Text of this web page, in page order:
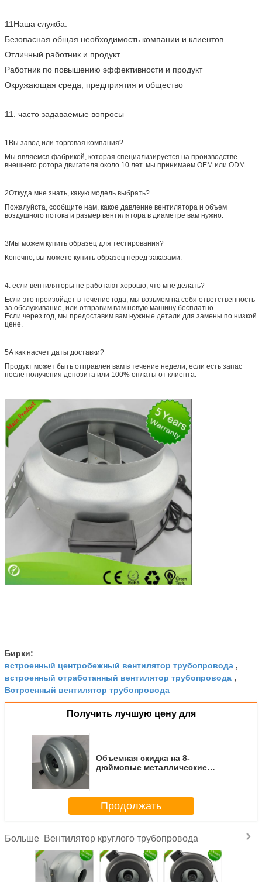
11Наша служба.
Безопасная общая необходимость компании и клиентов
Отличный работник и продукт
Работник по повышению эффективности и продукт
Окружающая среда, предприятия и общество
11. часто задаваемые вопросы
1Вы завод или торговая компания?
Мы являемся фабрикой, которая специализируется на производстве
внешнего ротора двигателя около 10 лет. мы принимаем OEM или ODM
2Откуда мне знать, какую модель выбрать?
Пожалуйста, сообщите нам, какое давление вентилятора и объем
воздушного потока и размер вентилятора в диаметре вам нужно.
3Мы можем купить образец для тестирования?
Конечно, вы можете купить образец перед заказами.
4. если вентиляторы не работают хорошо, что мне делать?
Если это произойдет в течение года, мы возьмем на себя ответственность
за обслуживание, или отправим вам новую машину бесплатно.
Если через год, мы предоставим вам нужные детали для замены по низкой
цене.
5А как насчет даты доставки?
Продукт может быть отправлен вам в течение недели, если есть запас
после получения депозита или 100% оплаты от клиента.
Бирки:
встроенный центробежный вентилятор трубопровода ,
встроенный отработанный вентилятор трубопровода ,
Встроенный вентилятор трубопровода
Получить лучшую цену для
Объемная скидка на 8-
дюймовые металлические
Продолжать
Больше Вентилятор круглого трубопровода